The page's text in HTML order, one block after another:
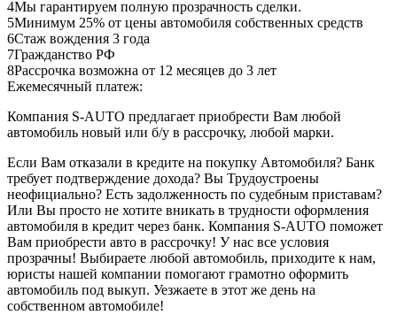
4Мы гарантируем полную прозрачность сделки.
5Минимум 25% от цены автомобиля собственных средств
6Стаж вождения 3 года
7Гражданство РФ
8Рассрочка возможна от 12 месяцев до 3 лет
Ежемесячный платеж:
Компания S-AUTO предлагает приобрести Вам любой
автомобиль новый или б/у в рассрочку, любой марки.
Если Вам отказали в кредите на покупку Автомобиля? Банк
требует подтверждение дохода? Вы Трудоустроены
неофициально? Есть задолженность по судебным приставам?
Или Вы просто не хотите вникать в трудности оформления
автомобиля в кредит через банк. Компания S-AUTO поможет
Вам приобрести авто в рассрочку! У нас все условия
прозрачны! Выбираете любой автомобиль, приходите к нам,
юристы нашей компании помогают грамотно оформить
автомобиль под выкуп. Уезжаете в этот же день на
собственном автомобиле!